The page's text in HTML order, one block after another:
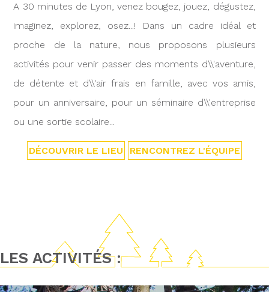
A 30 minutes de Lyon, venez bougez, jouez, dégustez,
imaginez, explorez, osez...! Dans un cadre idéal et
proche de la nature, nous proposons plusieurs
activités pour venir passer des moments d\\'aventure,
de détente et d\\'air frais en famille, avec vos amis,
pour un anniversaire, pour un séminaire d\\'entreprise
ou une sortie scolaire...
DÉCOUVRIR LE LIEU RENCONTREZ L'ÉQUIPE
LES ACTIVITÉS :